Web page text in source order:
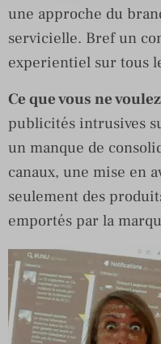
une approche du
servicielle. Bref un
experientiel sur tous
Ce que vous ne
publicités intrusives
un manque de
canaux, une mise en
seulement des
emportés par la